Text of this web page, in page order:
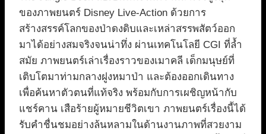
ของภาพยนตร์ Disney Live-Action ด้วยการ
สร้างสรรค์โลกของป่าดงดิบและเหล่าสรรพสัตว์ออก
มาได้อย่างสมจริงจนน่าทึ่ง ผ่านเทคโนโลยี CGI ที่ล้ำ
สมัย ภาพยนตร์เล่าเรื่องราวของเมาคลี เด็กมนุษย์ที่
เติบโตมาท่ามกลางฝูงหมาป่า และต้องออกเดินทาง
เพื่อค้นหาตัวตนที่แท้จริง พร้อมกับการเผชิญหน้ากับ
แชร์คาน เสือร้ายผู้หมายชีวิตเขา ภาพยนตร์เรื่องนี้ได้
รับคำชื่นชมอย่างล้นหลามในด้านงานภาพที่สวยงาม